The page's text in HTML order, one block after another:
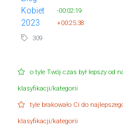
Kobiet
2023
309
-00:02:19
+00:25:38
o tyle Twój czas był lepszy od
klasyfikacji/kategorii
tyle brakowało Ci do
klasyfikacji/kategorii